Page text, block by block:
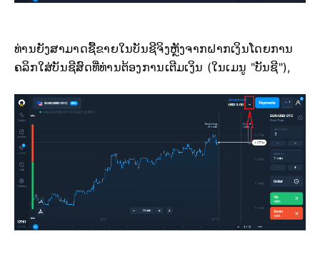
ທ່ານຍັງສາມາດຊື້ຂາຍໃນບັນຊີຈິງຫຼັງຈາກຝາກເງິນໂດຍການ
ຄລິກໃສ່ບັນຊີສົດທີ່ທ່ານຕ້ອງການເຕີມເງິນ (ໃນເມນູ "ບັນຊີ"),